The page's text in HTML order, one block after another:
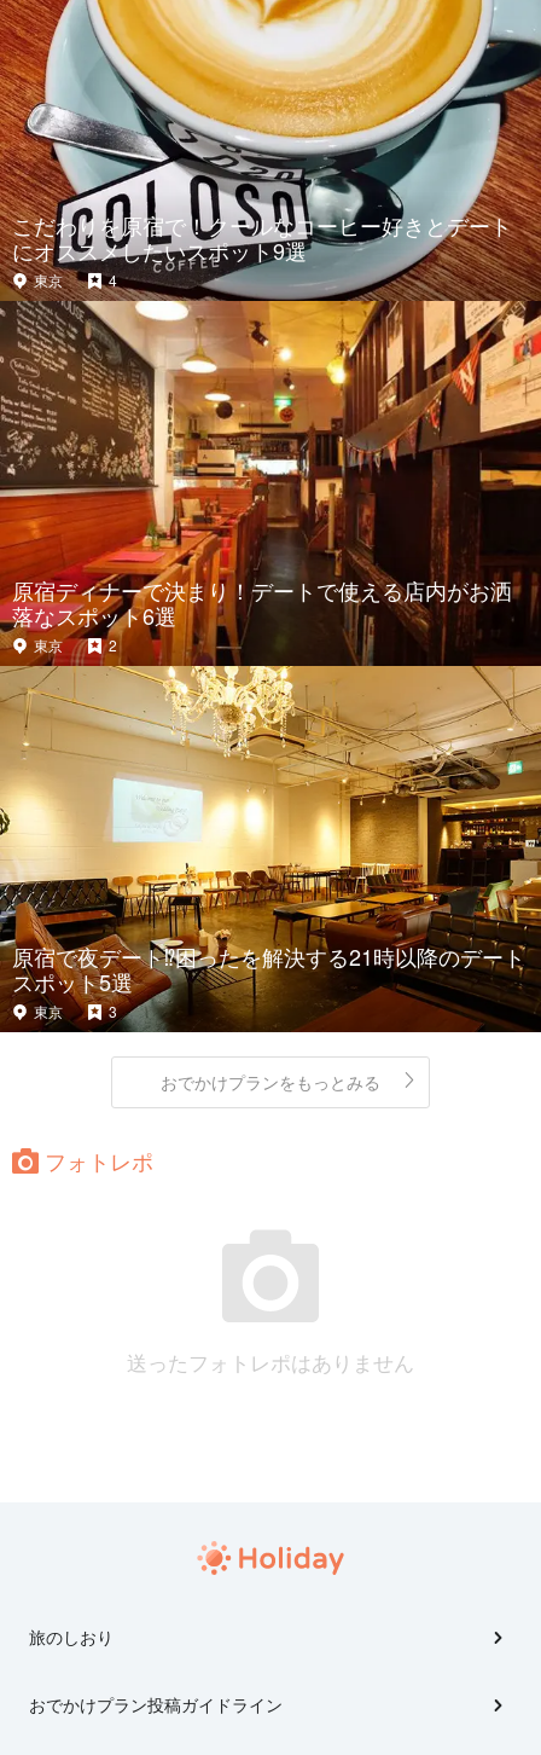
こだわりを原宿で！クールなコーヒー好きとデート
にオススメしたいスポット9選
東京 4
原宿ディナーで決まり！デートで使える店内がお洒
落なスポット6選
東京 2
原宿で夜デート⁉︎困ったを解決する21時以降のデート
スポット5選
東京 3
おでかけプランをもっとみる
フォトレポ
送ったフォトレポはありません
旅のしおり
おでかけプラン投稿ガイドライン